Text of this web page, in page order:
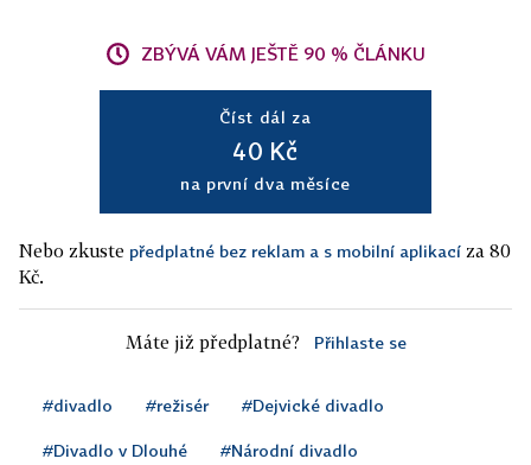
ZBÝVÁ VÁM JEŠTĚ 90 % ČLÁNKU
Číst dál za
40 Kč
na první dva měsíce
Nebo zkuste předplatné bez reklam a s mobilní aplikací za 80
Kč.
Máte již předplatné? Přihlaste se
#divadlo #režisér #Dejvické divadlo
#Divadlo v Dlouhé #Národní divadlo